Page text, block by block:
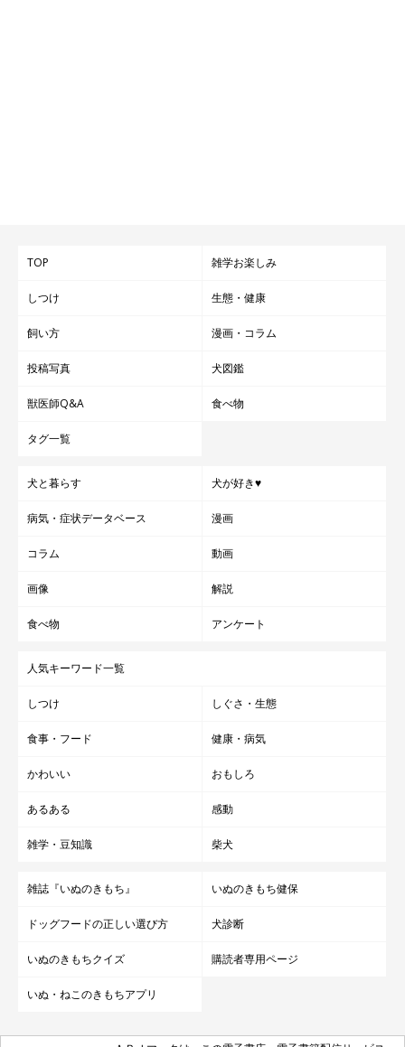
TOP 雑学お楽しみ
しつけ 生態・健康
飼い方 漫画・コラム
投稿写真 犬図鑑
獣医師Q&A 食べ物
タグ一覧
犬と暮らす 犬が好き♥
病気・症状データベース 漫画
コラム 動画
画像 解説
食べ物 アンケート
人気キーワード一覧
しつけ しぐさ・生態
食事・フード 健康・病気
かわいい おもしろ
あるある 感動
雑学・豆知識 柴犬
雑誌『いぬのきもち』 いぬのきもち健保
ドッグフードの正しい選び方 犬診断
いぬのきもちクイズ 購読者専用ページ
いぬ・ねこのきもちアプリ